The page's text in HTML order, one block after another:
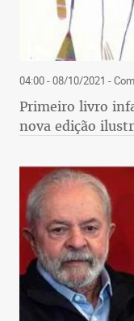
04:00 - 08/10/2021 -
Primeiro livro
nova edição